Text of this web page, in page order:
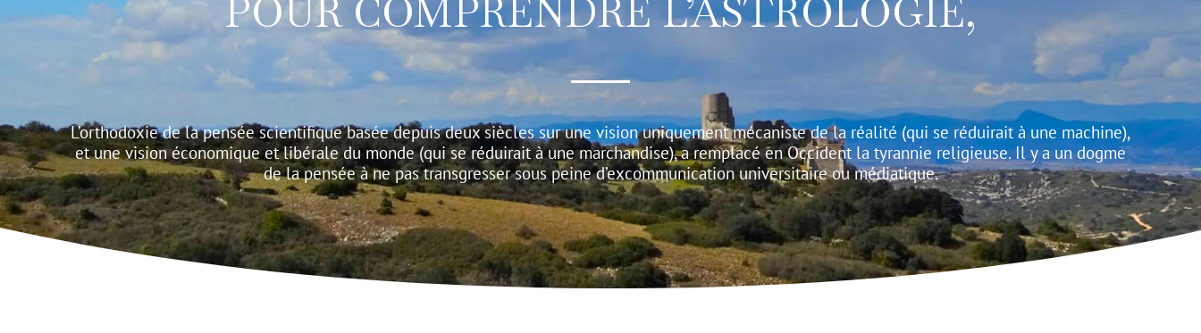
POUR COMPRENDRE L’ASTROLOGIE,
L’orthodoxie de la pensée scientifique basée depuis deux siècles sur une vision uniquement mécaniste de la réalité (qui se réduirait à une machine),
et une vision économique et libérale du monde (qui se réduirait à une marchandise), a remplacé en Occident la tyrannie religieuse. Il y a un dogme
de la pensée à ne pas transgresser sous peine d’excommunication universitaire ou médiatique.